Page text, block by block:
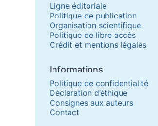
Ligne éditoriale
Politique de publication
Organisation scientifique
Politique de libre accès
Crédit et mentions légales
Informations
Politique de confidentialité
Déclaration d’éthique
Consignes aux auteurs
Contact